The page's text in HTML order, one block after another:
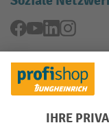
Facebook
YouTubeLinkedIn
Rücknahme-
Elektrogeräte